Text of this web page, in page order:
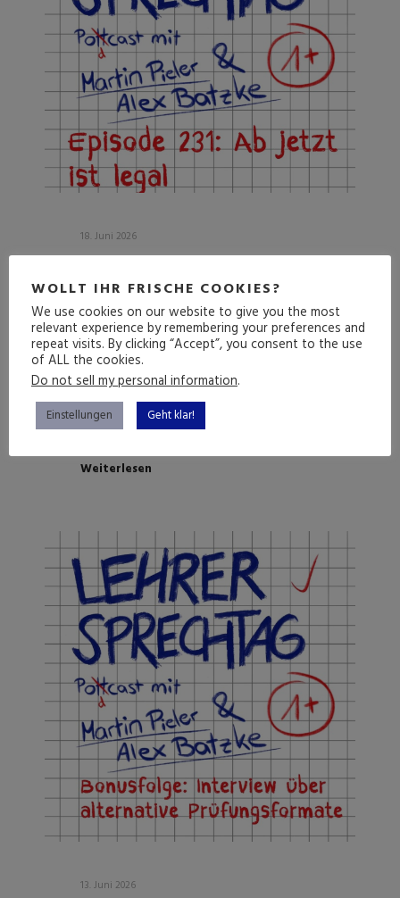
18. Juni 2026
LEGAL
DIE COMEBACK
FOLGE
Weiterlesen
13. Juni 2026
WOLLT IHR FRISCHE COOKIES?
We use cookies on our website to give you the most
relevant experience by remembering your preferences and
repeat visits. By clicking “Accept”, you consent to the use
of ALL the cookies.
Do not sell my personal information.
Einstellungen Geht klar!